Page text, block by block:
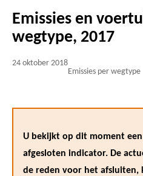
Kruimelpad
Emissies en
wegtype, 2017
24 oktober 2018
Emissies per wegtype
U bekijkt op dit moment
afgesloten indicator. De
de reden voor het afsluiten,